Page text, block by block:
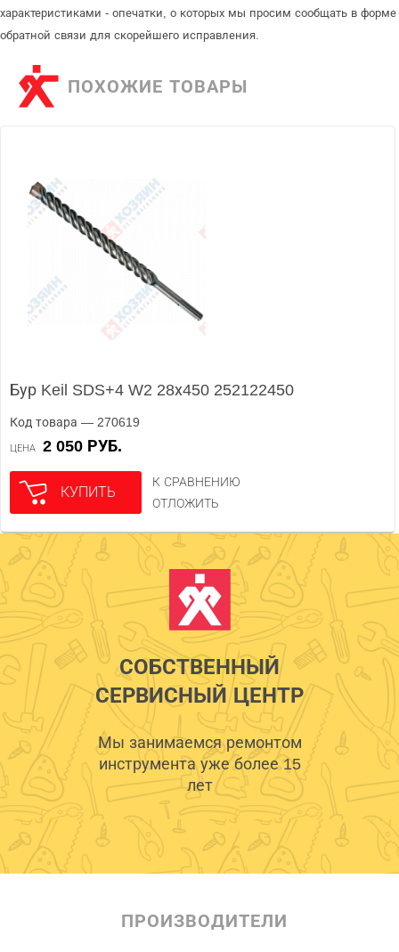
характеристиками - опечатки, о которых мы просим сообщать в форме
обратной связи для скорейшего исправления.
ПОХОЖИЕ ТОВАРЫ
Бур Keil SDS+4 W2 28х450 252122450
Код товара — 270619
ЦЕНА 2 050 РУБ.
КУПИТЬ
К СРАВНЕНИЮ
ОТЛОЖИТЬ
СОБСТВЕННЫЙ
СЕРВИСНЫЙ ЦЕНТР
Мы занимаемся ремонтом
инструмента уже более 15
лет
ПРОИЗВОДИТЕЛИ